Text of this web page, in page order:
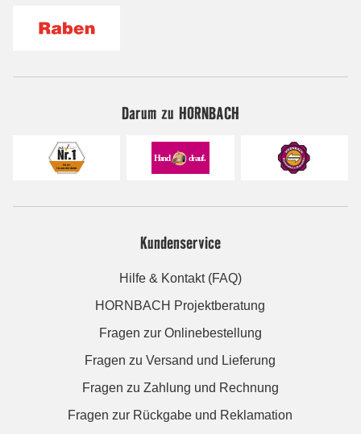
Darum zu HORNBACH
Kundenservice
Hilfe & Kontakt (FAQ)
HORNBACH Projektberatung
Fragen zur Onlinebestellung
Fragen zu Versand und Lieferung
Fragen zu Zahlung und Rechnung
Fragen zur Rückgabe und Reklamation